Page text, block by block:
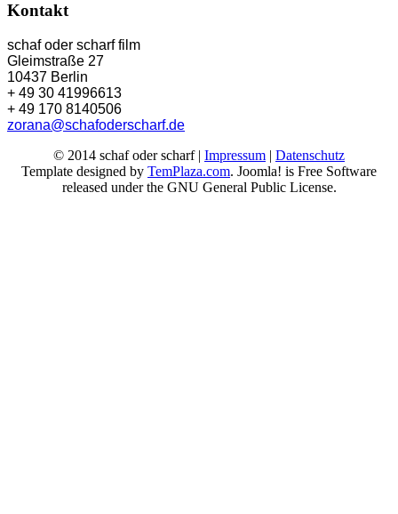
Kontakt
schaf oder scharf film
Gleimstraße 27
10437 Berlin
+ 49 30 41996613
+ 49 170 8140506
zorana@schafoderscharf.de
© 2014 schaf oder scharf | Impressum | Datenschutz
Template designed by TemPlaza.com. Joomla! is Free Software
released under the GNU General Public License.